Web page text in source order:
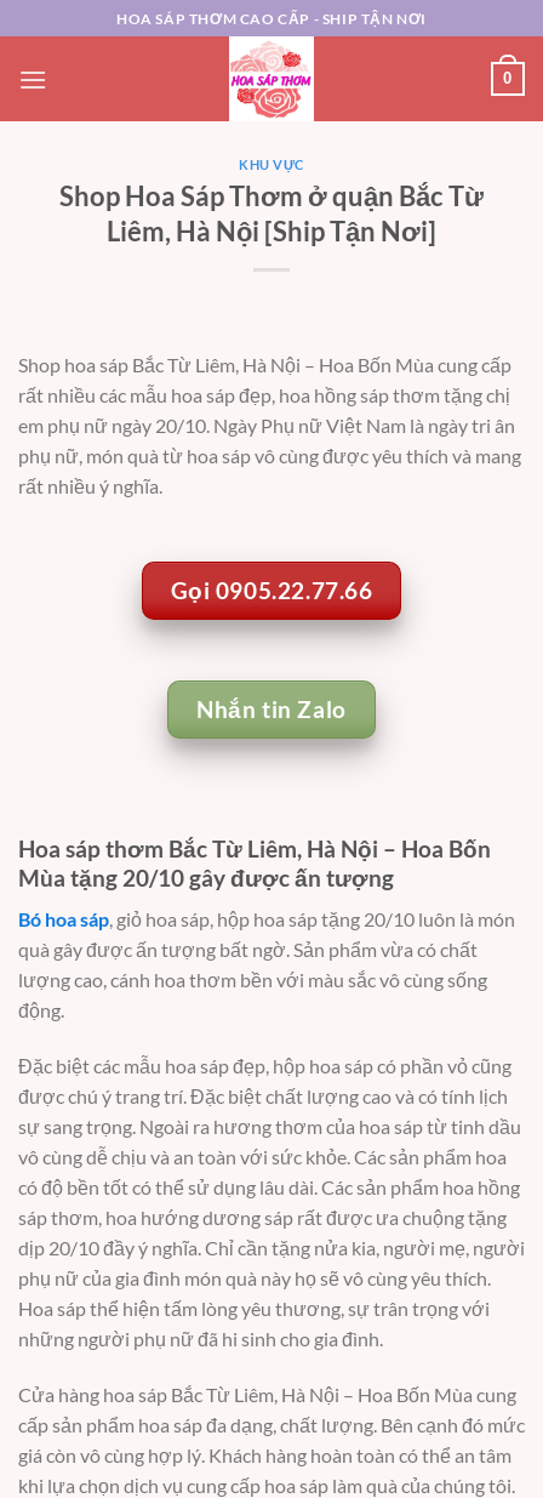
đến
nội
HOA SÁP THƠM CAO CẤP - SHIP TẬN NƠI
0
KHU VỰC
Shop Hoa Sáp Thơm ở quận Bắc Từ
Liêm, Hà Nội [Ship Tận Nơi]
Shop hoa sáp Bắc Từ Liêm, Hà Nội – Hoa Bốn Mùa cung cấp
rất nhiều các mẫu hoa sáp đẹp, hoa hồng sáp thơm tặng chị
em phụ nữ ngày 20/10. Ngày Phụ nữ Việt Nam là ngày tri ân
phụ nữ, món quà từ hoa sáp vô cùng được yêu thích và mang
rất nhiều ý nghĩa.
Gọi 0905.22.77.66
Nhắn tin Zalo
Hoa sáp thơm Bắc Từ Liêm, Hà Nội – Hoa Bốn
Mùa tặng 20/10 gây được ấn tượng
Bó hoa sáp, giỏ hoa sáp, hộp hoa sáp tặng 20/10 luôn là món
quà gây được ấn tượng bất ngờ. Sản phẩm vừa có chất
lượng cao, cánh hoa thơm bền với màu sắc vô cùng sống
động.
Đặc biệt các mẫu hoa sáp đẹp, hộp hoa sáp có phần vỏ cũng
được chú ý trang trí. Đặc biệt chất lượng cao và có tính lịch
sự sang trọng. Ngoài ra hương thơm của hoa sáp từ tinh dầu
vô cùng dễ chịu và an toàn với sức khỏe. Các sản phẩm hoa
có độ bền tốt có thể sử dụng lâu dài. Các sản phẩm hoa hồng
sáp thơm, hoa hướng dương sáp rất được ưa chuộng tặng
dịp 20/10 đầy ý nghĩa. Chỉ cần tặng nửa kia, người mẹ, người
phụ nữ của gia đình món quà này họ sẽ vô cùng yêu thích.
Hoa sáp thể hiện tấm lòng yêu thương, sự trân trọng với
những người phụ nữ đã hi sinh cho gia đình.
Cửa hàng hoa sáp Bắc Từ Liêm, Hà Nội – Hoa Bốn Mùa cung
cấp sản phẩm hoa sáp đa dạng, chất lượng. Bên cạnh đó mức
giá còn vô cùng hợp lý. Khách hàng hoàn toàn có thể an tâm
khi lựa chọn dịch vụ cung cấp hoa sáp làm quà của chúng tôi.